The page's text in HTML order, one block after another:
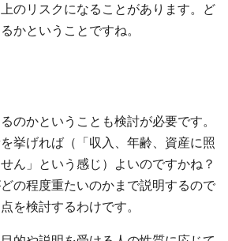
のリスクになることがあります。ど
かということですね。
のかということも検討が必要です。
挙げれば（「収入、年齢、資産に照
ん」という感じ）よいのですかね？
の程度重たいのかまで説明するので
を検討するわけです。